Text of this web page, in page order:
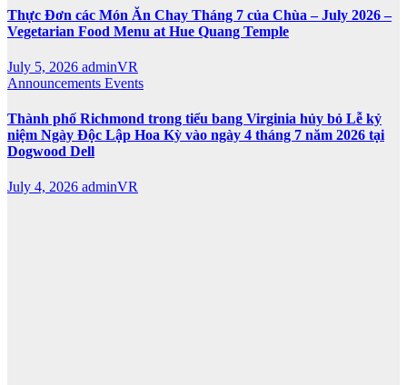
Thực Đơn các Món Ăn Chay Tháng 7 của Chùa – July 2026 –
Vegetarian Food Menu at Hue Quang Temple
July 5, 2026 adminVR
Announcements Events
Thành phố Richmond trong tiểu bang Virginia hủy bỏ Lễ kỷ
niệm Ngày Độc Lập Hoa Kỳ vào ngày 4 tháng 7 năm 2026 tại
Dogwood Dell
July 4, 2026 adminVR